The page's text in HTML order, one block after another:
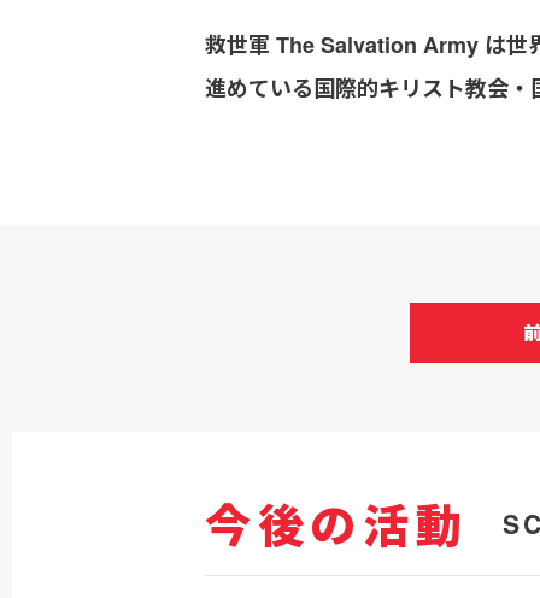
救世軍 The Salvation Army は世
進めている国際的キリスト教会
今後の活動